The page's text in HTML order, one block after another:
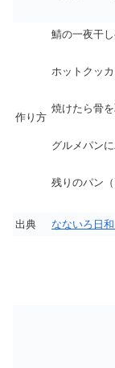
作り方
鯖の一夜干
ホットクッ
焼けたら骨
グルメパン
残りのパン
出典 なないろ日